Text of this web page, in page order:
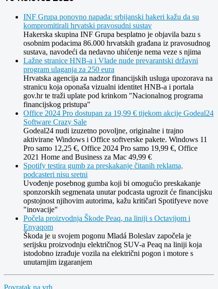
INF Grupa ponovno napada: srbijanski hakeri kažu da su
kompromitirali hrvatski pravosudni sustav
Hakerska skupina INF Grupa besplatno je objavila bazu s
osobnim podacima 86.000 hrvatskih građana iz pravosudnog
sustava, navodeći da nedavno uhićenje nema veze s njima
Lažne stranice HNB-a i Vlade nude prevarantski državni
program ulaganja za 250 eura
Hrvatska agencija za nadzor financijskih usluga upozorava na
stranicu koja oponaša vizualni identitet HNB-a i portala
gov.hr te traži uplate pod krinkom "Nacionalnog programa
financijskog pristupa"
Office 2024 Pro dostupan za 19,99 € tijekom akcije Godeal24
Software Crazy Sale
Godeal24 nudi izuzetno povoljne, originalne i trajno
aktivirane Windows i Office softverske pakete. Windows 11
Pro samo 12,25 €, Office 2024 Pro samo 19,99 €, Office
2021 Home and Business za Mac 49,99 €
Spotify testira gumb za preskakanje čitanih reklama,
podcasteri nisu sretni
Uvođenje posebnog gumba koji bi omogućio preskakanje
sponzorskih segmenata unutar podcasta ugrozit će financijsku
opstojnost njihovim autorima, kažu kritičari Spotifyeve nove
"inovacije"
Počela proizvodnja Škode Peaq, na liniji s Octavijom i
Enyaqom
Škoda je u svojem pogonu Mladá Boleslav započela je
serijsku proizvodnju električnog SUV-a Peaq na liniji koja
istodobno izrađuje vozila na električni pogon i motore s
unutarnjim izgaranjem